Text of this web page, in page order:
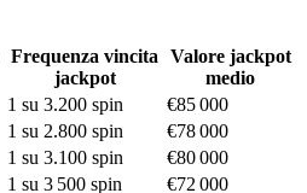
Frequenza vincita
jackpot
Valore jackpot
medio
1 su 3.200 spin
€85 000
1 su 2.800 spin
€78 000
1 su 3.100 spin
€80 000
1 su 3 500 spin €72 000